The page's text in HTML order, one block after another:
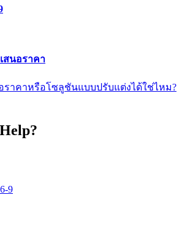
สนอราคา
ราคาหรือโซลูชันแบบปรับแต่งได้ใช่ไหม?
9